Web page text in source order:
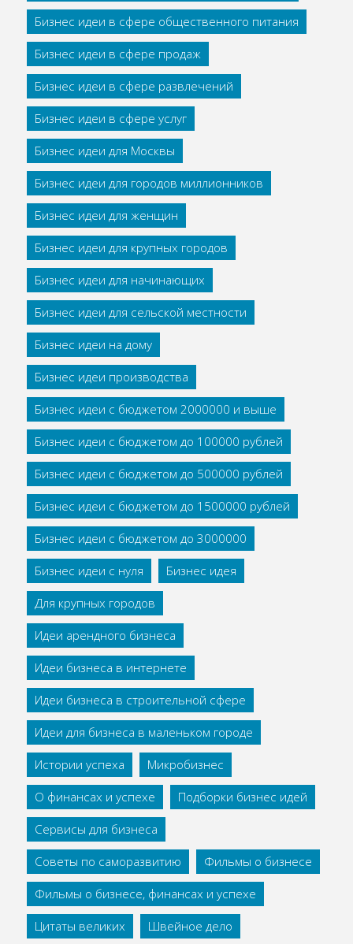
Бизнес идеи в сфере общественного питания
Бизнес идеи в сфере продаж
Бизнес идеи в сфере развлечений
Бизнес идеи в сфере услуг
Бизнес идеи для Москвы
Бизнес идеи для городов миллионников
Бизнес идеи для женщин
Бизнес идеи для крупных городов
Бизнес идеи для начинающих
Бизнес идеи для сельской местности
Бизнес идеи на дому
Бизнес идеи производства
Бизнес идеи с бюджетом 2000000 и выше
Бизнес идеи с бюджетом до 100000 рублей
Бизнес идеи с бюджетом до 500000 рублей
Бизнес идеи с бюджетом до 1500000 рублей
Бизнес идеи с бюджетом до 3000000
Бизнес идеи с нуля
Бизнес идея
Для крупных городов
Идеи арендного бизнеса
Идеи бизнеса в интернете
Идеи бизнеса в строительной сфере
Идеи для бизнеса в маленьком городе
Истории успеха
Микробизнес
О финансах и успехе
Подборки бизнес идей
Сервисы для бизнеса
Советы по саморазвитию
Фильмы о бизнесе
Фильмы о бизнесе, финансах и успехе
Цитаты великих
Швейное дело